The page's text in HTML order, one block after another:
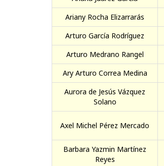
Ariany Rocha Elizarrarás
Arturo García Rodríguez
Arturo Medrano Rangel
Ary Arturo Correa Medina
Aurora de Jesús Vázquez
Solano
Axel Michel Pérez Mercado
Barbara Yazmin Martínez
Reyes